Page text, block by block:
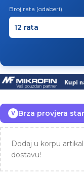
Broj rata (odaberi)
V Brza provjera
Dodaj u korpu
dostavu!